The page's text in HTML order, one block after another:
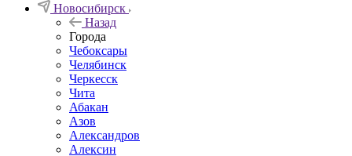
Новосибирск
Назад
Города
Чебоксары
Челябинск
Черкесск
Чита
Абакан
Азов
Александров
Алексин